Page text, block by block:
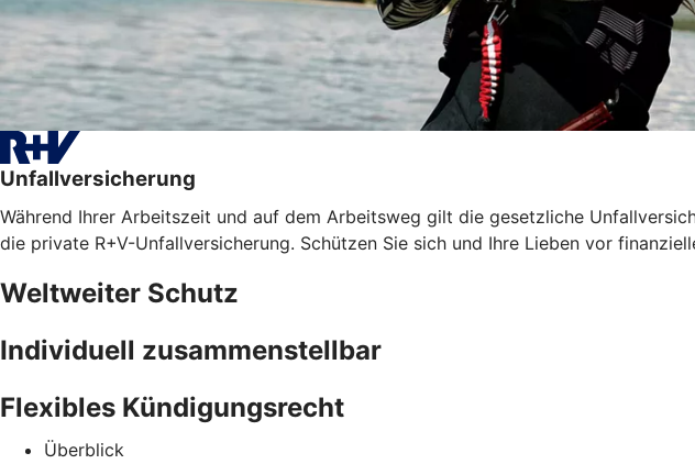
Unfallversicherung
Während Ihrer Arbeitszeit und auf dem Arbeitsweg gilt die gesetzliche
die private R+V-Unfallversicherung. Schützen Sie sich und Ihre Lieben vor
Weltweiter Schutz
Individuell zusammenstellbar
Flexibles Kündigungsrecht
Überblick